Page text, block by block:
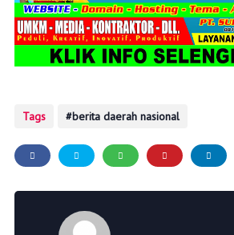
Tags berita daerah nasional